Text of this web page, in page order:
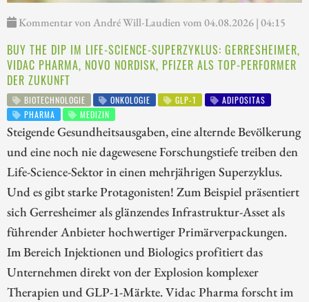
Kommentar von André Will-Laudien vom 04.08.2026 | 04:15
BUY THE DIP IM LIFE-SCIENCE-SUPERZYKLUS: GERRESHEIMER,
VIDAC PHARMA, NOVO NORDISK, PFIZER ALS TOP-PERFORMER
DER ZUKUNFT
BIOTECHNOLOGIE ONKOLOGIE GLP-1
ADIPOSITAS
PHARMA
MEDIZIN
Steigende Gesundheitsausgaben, eine alternde Bevölkerung
und eine noch nie dagewesene Forschungstiefe treiben den
Life-Science-Sektor in einen mehrjährigen Superzyklus.
Und es gibt starke Protagonisten! Zum Beispiel präsentiert
sich Gerresheimer als glänzendes Infrastruktur-Asset als
führender Anbieter hochwertiger Primärverpackungen.
Im Bereich Injektionen und Biologics profitiert das
Unternehmen direkt von der Explosion komplexer
Therapien und GLP-1-Märkte. Vidac Pharma forscht im